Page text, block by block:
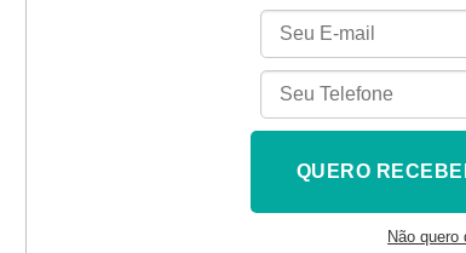
e DLP de 405 nm.
ou domésticos.
MPa ±10%
QUERO
Não quero